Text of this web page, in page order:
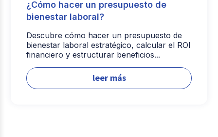
¿Cómo hacer un presupuesto de
bienestar laboral?
Descubre cómo hacer un presupuesto de
bienestar laboral estratégico, calcular el ROI
financiero y estructurar beneficios...
leer más